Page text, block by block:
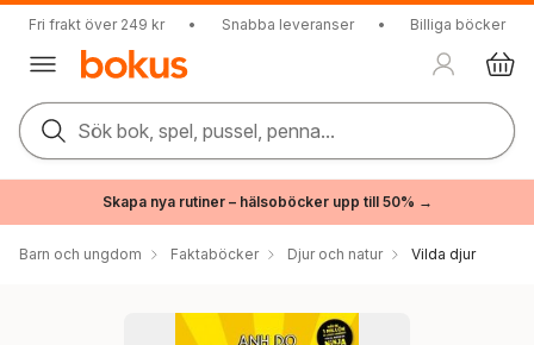
Fri frakt över 249 kr • Snabba leveranser • Billiga böcker
Sök bok, spel, pussel, penna...
Skapa nya rutiner – hälsoböcker upp till 50% →
Barn och ungdom Faktaböcker Djur och natur Vilda djur